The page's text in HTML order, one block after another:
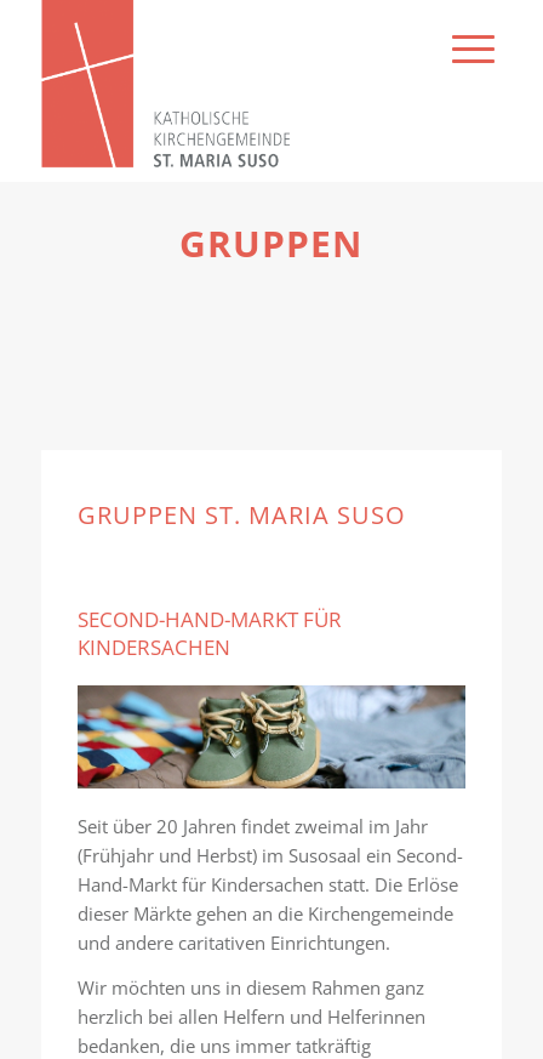
GRUPPEN
GRUPPEN ST. MARIA SUSO
SECOND-HAND-MARKT FÜR
KINDERSACHEN
Seit über 20 Jahren findet zweimal im Jahr
(Frühjahr und Herbst) im Susosaal ein Second-
Hand-Markt für Kindersachen statt. Die Erlöse
dieser Märkte gehen an die Kirchengemeinde
und andere caritativen Einrichtungen.
Wir möchten uns in diesem Rahmen ganz
herzlich bei allen Helfern und Helferinnen
bedanken, die uns immer tatkräftig